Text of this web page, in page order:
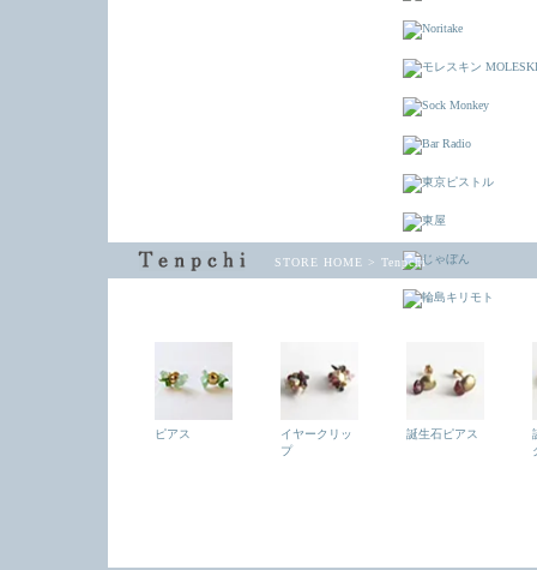
STORE HOME > Tenpchi
ピアス
イヤークリッ
プ
誕生石ピアス